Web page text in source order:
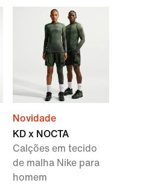
Novidade
KD x NOCTA
Calções em tecido
de malha Nike para
homem